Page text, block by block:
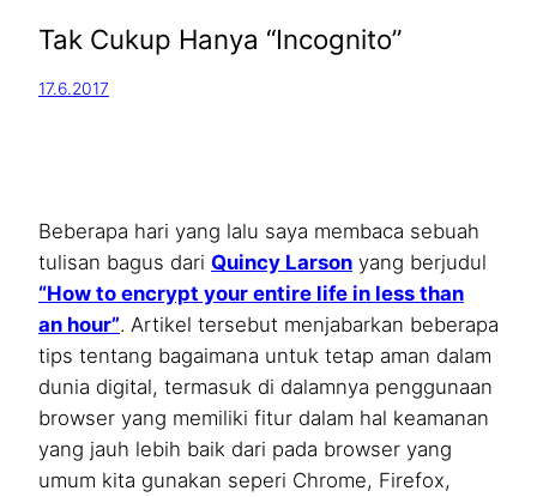
Tak Cukup Hanya “Incognito”
17.6.2017
Beberapa hari yang lalu saya membaca sebuah
tulisan bagus dari Quincy Larson yang berjudul
“How to encrypt your entire life in less than
an hour”. Artikel tersebut menjabarkan beberapa
tips tentang bagaimana untuk tetap aman dalam
dunia digital, termasuk di dalamnya penggunaan
browser yang memiliki fitur dalam hal keamanan
yang jauh lebih baik dari pada browser yang
umum kita gunakan seperi Chrome, Firefox,